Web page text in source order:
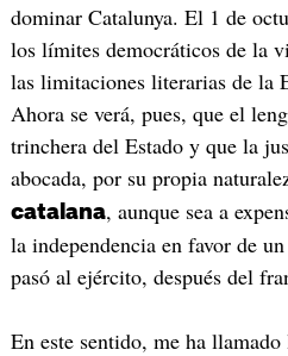
dominar Catalunya. El 1 de
los límites democráticos de la
las limitaciones literarias de la
Ahora se verá, pues, que el
trinchera del Estado y que la
abocada, por su propia
catalana, aunque sea a
la independencia en favor de
pasó al ejército, después del
En este sentido, me ha